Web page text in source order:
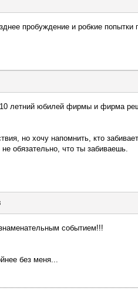
пробуждение и робкие
10 летний юбилей фирмы и фирма
но хочу напомнить, кто
обязательно, что ты забиваешь.
событием!!!
без меня...